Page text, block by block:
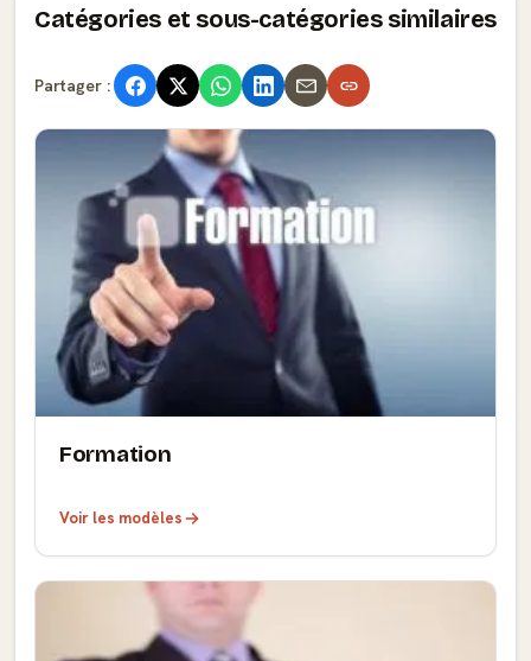
Catégories et sous-catégories similaires
Partager :
Formation
Voir les modèles